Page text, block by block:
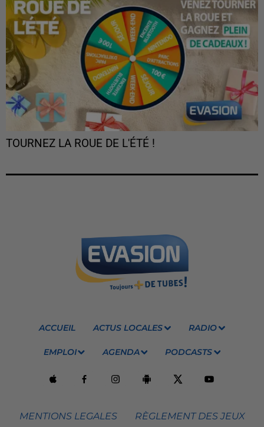
TOURNEZ LA ROUE DE L'ÉTÉ !
ACCUEIL ACTUS LOCALES RADIO
EMPLOI AGENDA PODCASTS
MENTIONS LEGALES RÈGLEMENT DES JEUX